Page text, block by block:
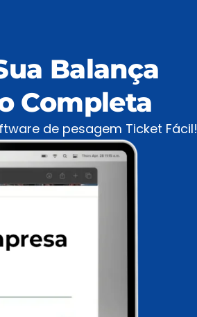
Balança
Completa
de pesagem Ticket Fácil!